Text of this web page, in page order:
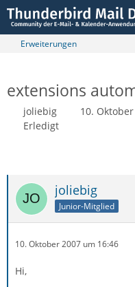
Erweiterungen
extensions
joliebig 10.
Erledigt
joliebig
Junior-Mitglied
10. Oktober 2007 um 16:46
Hi,